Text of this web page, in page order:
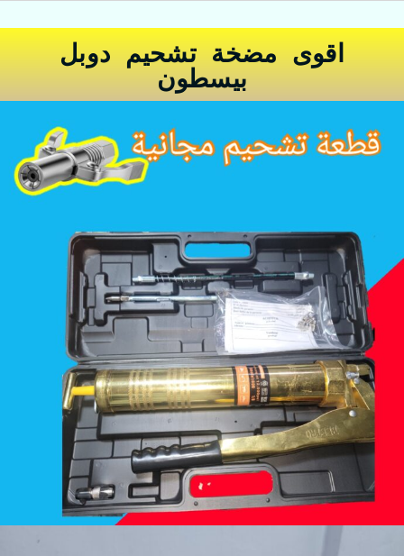
اقوى مضخة تشحيم دوبل
بيسطون